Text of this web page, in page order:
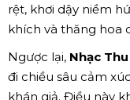
rệt, khơi dậy niềm
khích và thăng hoa
Ngược lại, Nhạc
đi chiều sâu cảm
khán giả. Điều này